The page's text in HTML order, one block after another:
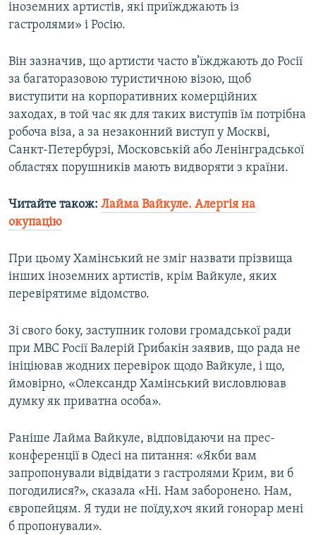
іноземних артистів, які приїжджають із
гастролями» і Росію.
Він зазначив, що артисти часто в’їжджають до Росії
за багаторазовою туристичною візою, щоб
виступити на корпоративних комерційних
заходах, в той час як для таких виступів їм потрібна
робоча віза, а за незаконний виступ у Москві,
Санкт-Петербурзі, Московській або Ленінградської
областях порушників мають видворяти з країни.
Читайте також: Лайма Вайкуле. Алергія на
окупацію
При цьому Хамінський не зміг назвати прізвища
інших іноземних артистів, крім Вайкуле, яких
перевірятиме відомство.
Зі свого боку, заступник голови громадської ради
при МВС Росії Валерій Грибакін заявив, що рада не
ініціював жодних перевірок щодо Вайкуле, і що,
ймовірно, «Олександр Хамінський висловлював
думку як приватна особа».
Раніше Лайма Вайкуле, відповідаючи на прес-
конференції в Одесі на питання: «Якби вам
запропонували відвідати з гастролями Крим, ви б
погодилися?», сказала «Ні. Нам заборонено. Нам,
європейцям. Я туди не поїду,хоч який гонорар мені
б пропонували».